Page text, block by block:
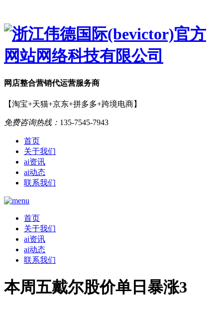
网店整合营销代运营服务商
【淘宝+天猫+京东+拼多多+跨境电商】
免费咨询热线： 135-7545-7943
首页
关于我们
ai资讯
ai动态
联系我们
首页
关于我们
ai资讯
ai动态
联系我们
本周五戴尔股价单日暴涨3